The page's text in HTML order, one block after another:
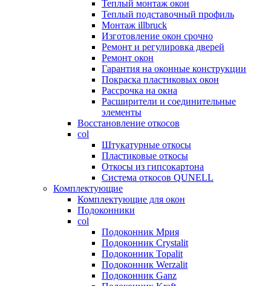
Теплый монтаж окон
Теплый подставочный профиль
Монтаж illbruck
Изготовление окон срочно
Ремонт и регулировка дверей
Ремонт окон
Гарантия на оконные конструкции
Покраска пластиковых окон
Рассрочка на окна
Расширители и соединительные
элементы
Восстановление откосов
col
Штукатурные откосы
Пластиковые откосы
Откосы из гипсокартона
Система откосов QUNELL
Комплектующие
Комплектующие для окон
Подоконники
col
Подоконник Мрия
Подоконник Crystalit
Подоконник Topalit
Подоконник Werzalit
Подоконник Ganz